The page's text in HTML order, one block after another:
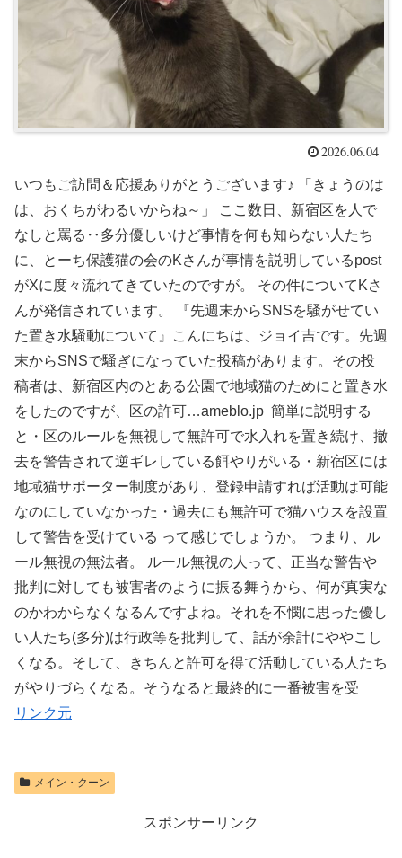
2026.06.04
いつもご訪問＆応援ありがとうございます♪ 「きょうのは
は、おくちがわるいからね～」 ここ数日、新宿区を人で
なしと罵る‥多分優しいけど事情を何も知らない人たち
に、とーち保護猫の会のKさんが事情を説明しているpost
がXに度々流れてきていたのですが。 その件についてKさ
んが発信されています。 『先週末からSNSを騒がせてい
た置き水騒動について』こんにちは、ジョイ吉です。先週
末からSNSで騒ぎになっていた投稿があります。その投
稿者は、新宿区内のとある公園で地域猫のためにと置き水
をしたのですが、区の許可…ameblo.jp 簡単に説明する
と・区のルールを無視して無許可で水入れを置き続け、撤
去を警告されて逆ギレしている餌やりがいる・新宿区には
地域猫サポーター制度があり、登録申請すれば活動は可能
なのにしていなかった・過去にも無許可で猫ハウスを設置
して警告を受けている って感じでしょうか。 つまり、ル
ール無視の無法者。 ルール無視の人って、正当な警告や
批判に対しても被害者のように振る舞うから、何が真実な
のかわからなくなるんですよね。それを不憫に思った優し
い人たち(多分)は行政等を批判して、話が余計にややこし
くなる。そして、きちんと許可を得て活動している人たち
がやりづらくなる。そうなると最終的に一番被害を受
リンク元
メイン・クーン
スポンサーリンク